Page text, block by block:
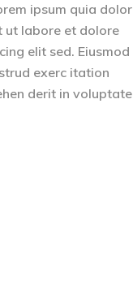
ipsum quia dolor
ut labore et dolore
elit sed. Eiusmod
exerc itation
derit in voluptate